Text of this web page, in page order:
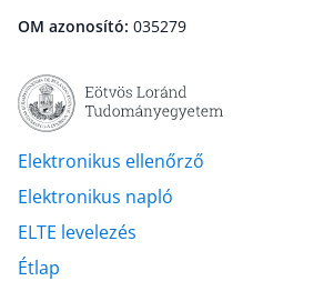
OM azonosító: 035279
Elektronikus ellenőrző
Elektronikus napló
ELTE levelezés
Étlap